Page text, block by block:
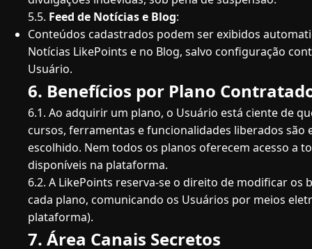
5.5. Feed de Notícias e Blog:
Conteúdos cadastrados podem ser exibidos
Notícias LikePoints e no Blog, salvo configuração
Usuário.
6. Benefícios por Plano
6.1. Ao adquirir um plano, o Usuário está ciente de
cursos, ferramentas e funcionalidades liberados são
escolhido. Nem todos os planos oferecem acesso a
disponíveis na plataforma.
6.2. A LikePoints reserva-se o direito de modificar os
cada plano, comunicando os Usuários por meios
plataforma).
7. Área Canais Secretos